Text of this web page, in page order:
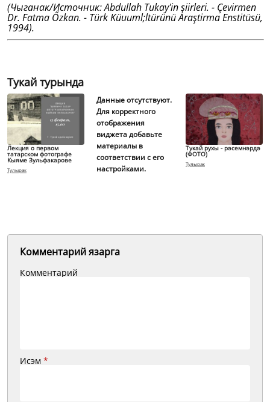
(Чыганак/Источник: Abdullah Tukay'in şiirleri. - Çevirmen
Dr. Fatma Őzkan. - Türk Küuuml;ltürünü Araştirma Enstitüsü,
1994).
Тукай турында
Лекция о первом
татарском фотографе
Кыяме Зульфакарове
Тулырак
Данные отсутствуют.
Для корректного
отображения
виджета добавьте
материалы в
соответствии с его
настройками.
Тукай рухы - рәсемнәрдә
(ФОТО)
Тулырак
Комментарий язарга
Комментарий
Исэм *